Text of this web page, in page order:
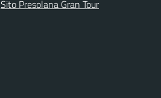
Sito Presolana Gran Tour